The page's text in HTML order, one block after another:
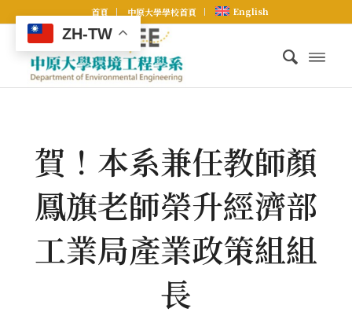
首頁 中原大學學校首頁 English
賀！本系兼任教師顏
鳳旗老師榮升經濟部
工業局產業政策組組
長
ZH-TW